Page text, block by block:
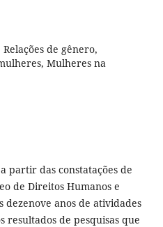
de gênero,
Mulheres na
partir das constatações de
de Direitos Humanos e
dezenove anos de atividades
resultados de pesquisas que